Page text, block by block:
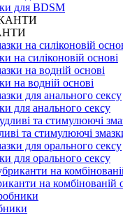
для BDSM
на силіконовій основі
на водній основі
для анального сексу
та стимулюючі
для орального сексу
на комбінованій